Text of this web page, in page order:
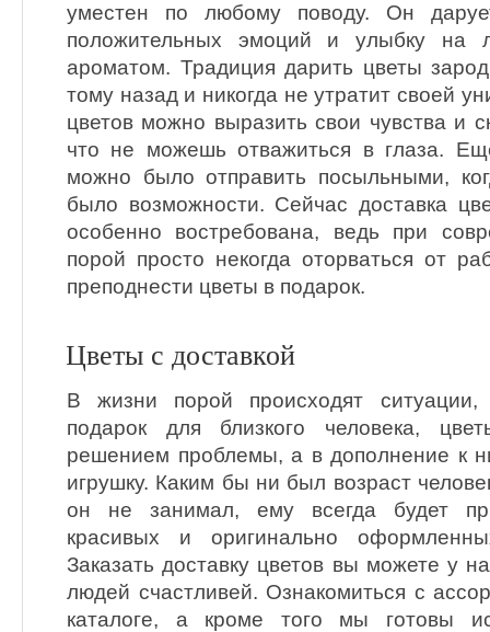
уместен по любому поводу. Он
положительных эмоций и улыбку на
ароматом. Традиция дарить цветы
тому назад и никогда не утратит своей
цветов можно выразить свои чувства и
что не можешь отважиться в глаза.
можно было отправить посыльными,
было возможности. Сейчас доставка
особенно востребована, ведь при
порой просто некогда оторваться от
преподнести цветы в подарок.
Цветы с доставкой
В жизни порой происходят
подарок для близкого человека,
решением проблемы, а в дополнение к
игрушку. Каким бы ни был возраст
он не занимал, ему всегда будет
красивых и оригинально
Заказать доставку цветов вы можете у
людей счастливей. Ознакомиться с
каталоге, а кроме того мы готовы